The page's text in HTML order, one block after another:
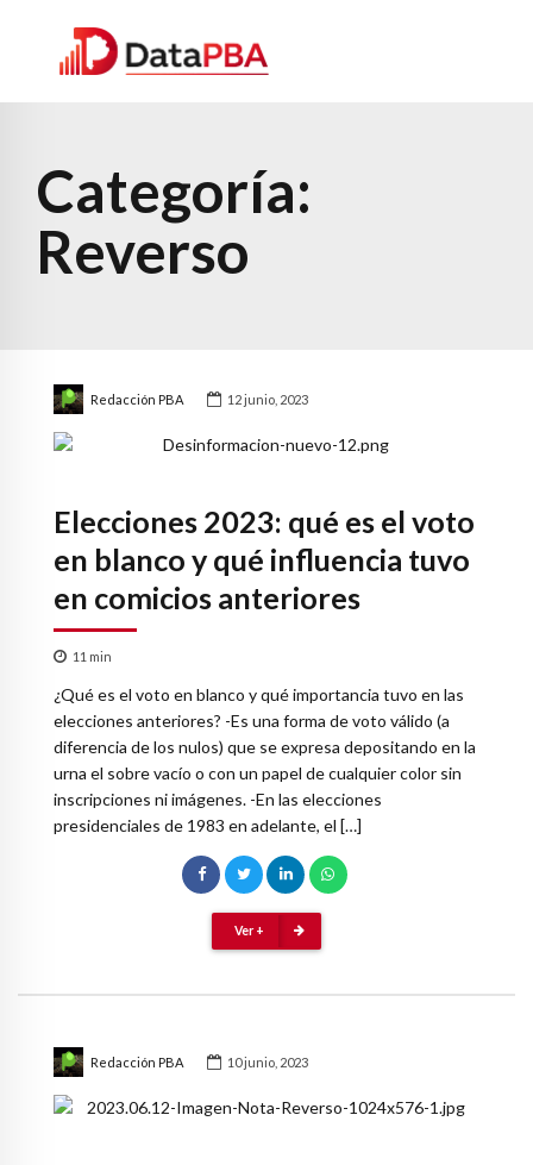
Categoría:
Reverso
Redacción PBA 12 junio, 2023
Elecciones 2023: qué es el voto
en blanco y qué influencia tuvo
en comicios anteriores
11 min
¿Qué es el voto en blanco y qué importancia tuvo en las
elecciones anteriores? -Es una forma de voto válido (a
diferencia de los nulos) que se expresa depositando en la
urna el sobre vacío o con un papel de cualquier color sin
inscripciones ni imágenes. -En las elecciones
presidenciales de 1983 en adelante, el […]
Ver +
Redacción PBA 10 junio, 2023